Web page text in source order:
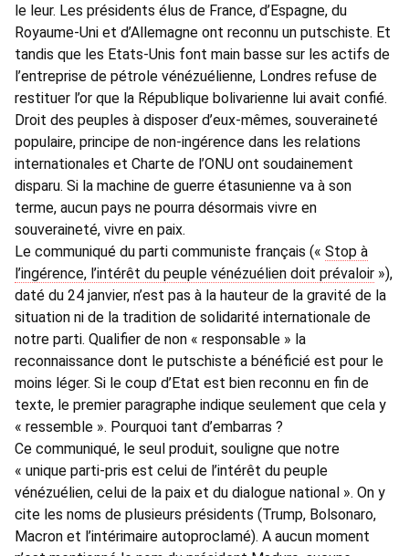
le leur. Les présidents élus de France, d’Espagne, du
Royaume-Uni et d’Allemagne ont reconnu un putschiste. Et
tandis que les Etats-Unis font main basse sur les actifs de
l’entreprise de pétrole vénézuélienne, Londres refuse de
restituer l’or que la République bolivarienne lui avait confié.
Droit des peuples à disposer d’eux-mêmes, souveraineté
populaire, principe de non-ingérence dans les relations
internationales et Charte de l’ONU ont soudainement
disparu. Si la machine de guerre étasunienne va à son
terme, aucun pays ne pourra désormais vivre en
souveraineté, vivre en paix.
Le communiqué du parti communiste français (« Stop à
l’ingérence, l’intérêt du peuple vénézuélien doit prévaloir »),
daté du 24 janvier, n’est pas à la hauteur de la gravité de la
situation ni de la tradition de solidarité internationale de
notre parti. Qualifier de non « responsable » la
reconnaissance dont le putschiste a bénéficié est pour le
moins léger. Si le coup d’Etat est bien reconnu en fin de
texte, le premier paragraphe indique seulement que cela y
« ressemble ». Pourquoi tant d’embarras ?
Ce communiqué, le seul produit, souligne que notre
« unique parti-pris est celui de l’intérêt du peuple
vénézuélien, celui de la paix et du dialogue national ». On y
cite les noms de plusieurs présidents (Trump, Bolsonaro,
Macron et l’intérimaire autoproclamé). A aucun moment